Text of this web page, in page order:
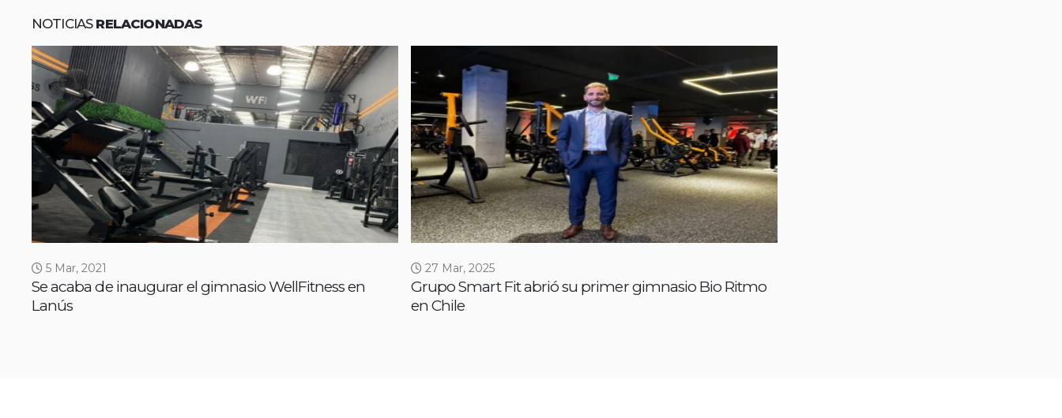
NOTICIAS RELACIONADAS
5 Mar, 2021
Se acaba de inaugurar el gimnasio WellFitness en
Lanús
27 Mar, 2025
Grupo Smart Fit abrió su primer gimnasio Bio Ritmo
en Chile